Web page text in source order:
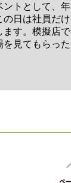
ントとして、年
の日は社員だけ
ます。模擬店で
見てもらった